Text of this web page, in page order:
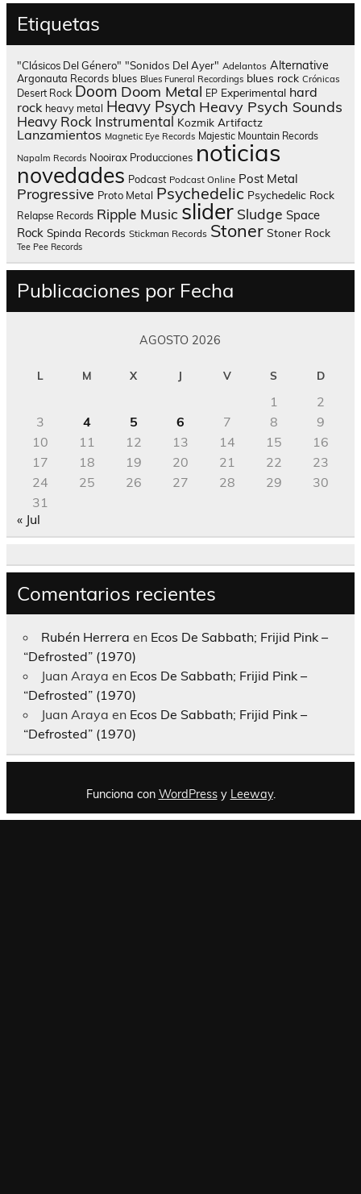
Etiquetas
"Clásicos Del Género" "Sonidos Del Ayer" Adelantos Alternative
Argonauta Records blues Blues Funeral Recordings blues rock Crónicas
Desert Rock Doom Doom Metal EP Experimental hard
rock heavy metal Heavy Psych Heavy Psych Sounds
Heavy Rock Instrumental Kozmik Artifactz
Lanzamientos Magnetic Eye Records Majestic Mountain Records
Napalm Records Nooirax Producciones noticias
novedades Podcast Podcast Online Post Metal
Progressive Proto Metal Psychedelic Psychedelic Rock
Relapse Records Ripple Music slider Sludge Space
Rock Spinda Records Stickman Records Stoner Stoner Rock
Tee Pee Records
Publicaciones por Fecha
AGOSTO 2026
L M X J V S D
1
2
3
4 5 6 7 8
9
10
11 12 13 14 15
16
17
18 19 20 21 22
23
24
25 26 27 28 29
30
31
« Jul
Comentarios recientes
Rubén Herrera en Ecos De Sabbath; Frijid Pink –
“Defrosted” (1970)
Juan Araya en Ecos De Sabbath; Frijid Pink –
“Defrosted” (1970)
Juan Araya en Ecos De Sabbath; Frijid Pink –
“Defrosted” (1970)
Funciona con WordPressy Leeway.